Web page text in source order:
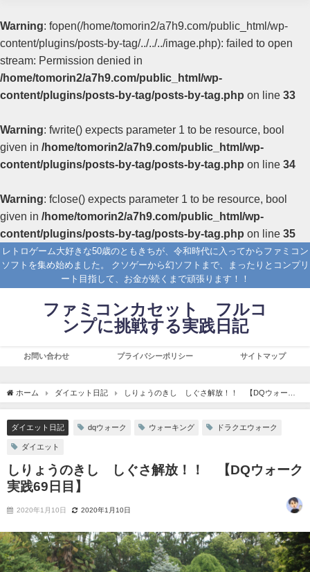
Warning: fopen(/home/tomorin2/a7h9.com/public_html/wp-
content/plugins/posts-by-tag/../../../image.php): failed to open
stream: Permission denied in
/home/tomorin2/a7h9.com/public_html/wp-
content/plugins/posts-by-tag/posts-by-tag.php on line 33
Warning: fwrite() expects parameter 1 to be resource, bool
given in /home/tomorin2/a7h9.com/public_html/wp-
content/plugins/posts-by-tag/posts-by-tag.php on line 34
Warning: fclose() expects parameter 1 to be resource, bool
given in /home/tomorin2/a7h9.com/public_html/wp-
content/plugins/posts-by-tag/posts-by-tag.php on line 35
レトロゲーム大好きな50歳のともきちが、令和時代に入ってからファミコン
ソフトを集め始めました。 クソゲーから幻ソフトまで、まったりとコンプリ
ート目指して、お金が続くまで頑張ります！！
ファミコンカセット フルコ
ンプに挑戦する実践日記
お問い合わせ プライバシーポリシー サイトマップ
ホーム ダイエット日記
しりょうのきし しぐさ解放！！ 【DQウォーク
実践69日目】
ダイエット日記 dqウォーク ウォーキング ドラクエウォーク
ダイエット
しりょうのきし しぐさ解放！！ 【DQウォーク
実践69日目】
2020年1月10日 2020年1月10日